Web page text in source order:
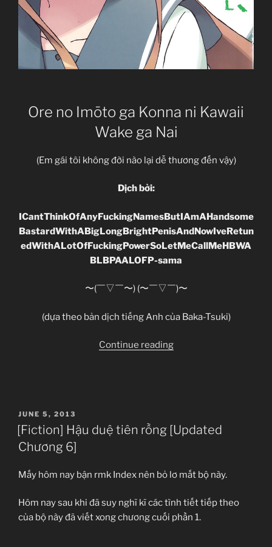
Ore no Imōto ga Konna ni Kawaii
Wake ga Nai
(Em gái tôi không đời nào lại dễ thương đến vậy)
Dịch bởi:
ICantThinkOfAnyFuckingNamesButIAmAHandsome
BastardWithABigLongBrightPenisAndNowIveRetun
edWithALotOfFuckingPowerSoLetMeCallMeHBWA
BLBPAALOFP-sama
〜(￣▽￣〜) (〜￣▽￣)〜
(dựa theo bản dịch tiếng Anh của Baka-Tsuki)
Continue reading“[Light
Ore
ga
ni
Kawaii
POSTED
ON
JUNE 5, 2013
[Fiction] Hậu duệ tiên rồng [Updated
Chương 6]
Mấy hôm nay bận rmk Index nên bỏ lơ mất bộ này.
Hôm nay sau khi đã suy nghĩ kĩ các tình tiết tiếp theo
của bộ này đã viết xong chương cuối phần 1.